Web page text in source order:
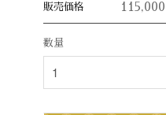
販売価格
数量